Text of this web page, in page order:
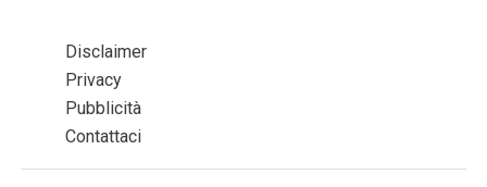
Disclaimer
Privacy
Pubblicità
Contattaci